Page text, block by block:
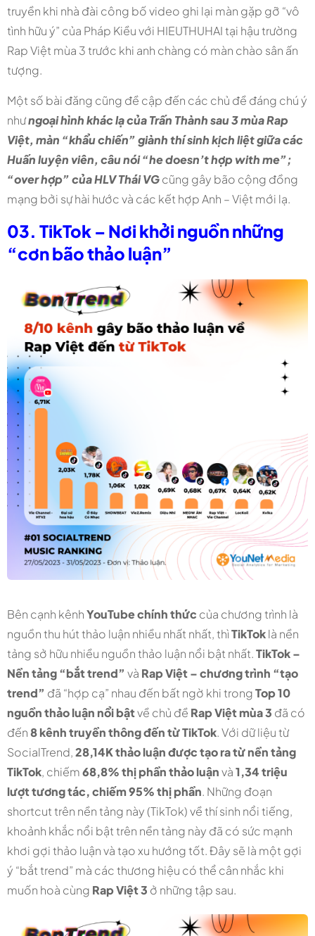
truyền khi nhà đài công bố video ghi lại màn gặp gỡ “vô
tình hữu ý” của Pháp Kiều với HIEUTHUHAI tại hậu trường
Rap Việt mùa 3 trước khi anh chàng có màn chào sân ấn
tượng.
Một số bài đăng cũng đề cập đến các chủ đề đáng chú ý
nhưngoại hình khác lạ của Trấn Thành sau 3 mùa Rap
Việt, màn “khẩu chiến” giành thí sinh kịch liệt giữa các
Huấn luyện viên, câu nói “he doesn’t hợp with me”;
“over hợp” của HLV Thái VGcũng gây bão cộng đồng
mạng bởi sự hài hước và các kết hợp Anh – Việt mới lạ.
03. TikTok – Nơi khởi nguồn những
“cơn bão thảo luận”
Bên cạnh kênhYouTube chính thức của chương trình là
nguồn thu hút thảo luận nhiều nhất nhất, thìTikToklà nền
tảng sở hữu nhiều nguồn thảo luận nổi bật nhất.TikTok –
Nền tảng “bắt trend” và Rap Việt – chương trình “tạo
trend” đã “hợp cạ” nhau đến bất ngờ khi trongTop 10
nguồn thảo luận nổi bậtvề chủ đề Rap Việt mùa 3 đã có
đến8 kênh truyền thông đến từ TikTok. Với dữ liệu từ
SocialTrend,28,14K thảo luận được tạo ra từ nền tảng
TikTok, chiếm68,8% thị phần thảo luậnvà1,34 triệu
lượt tương tác, chiếm 95% thị phần. Những đoạn
shortcut trên nền tảng này (TikTok) về thí sinh nổi tiếng,
khoảnh khắc nổi bật trên nền tảng này đã có sức mạnh
khơi gợi thảo luận và tạo xu hướng tốt. Đây sẽ là một gợi
ý “bắt trend” mà các thương hiệu có thể cân nhắc khi
muốn hoà cùng Rap Việt 3 ở những tập sau.